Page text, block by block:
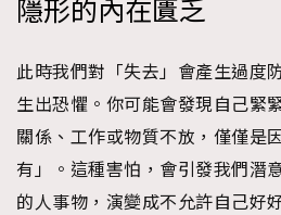
隱形的內在匱乏
此時我們對「失去」會產生過度
生出恐懼。你可能會發現自己緊
關係、工作或物質不放，僅僅是
有」。這種害怕，會引發我們潛
的人事物，演變成不允許自己好